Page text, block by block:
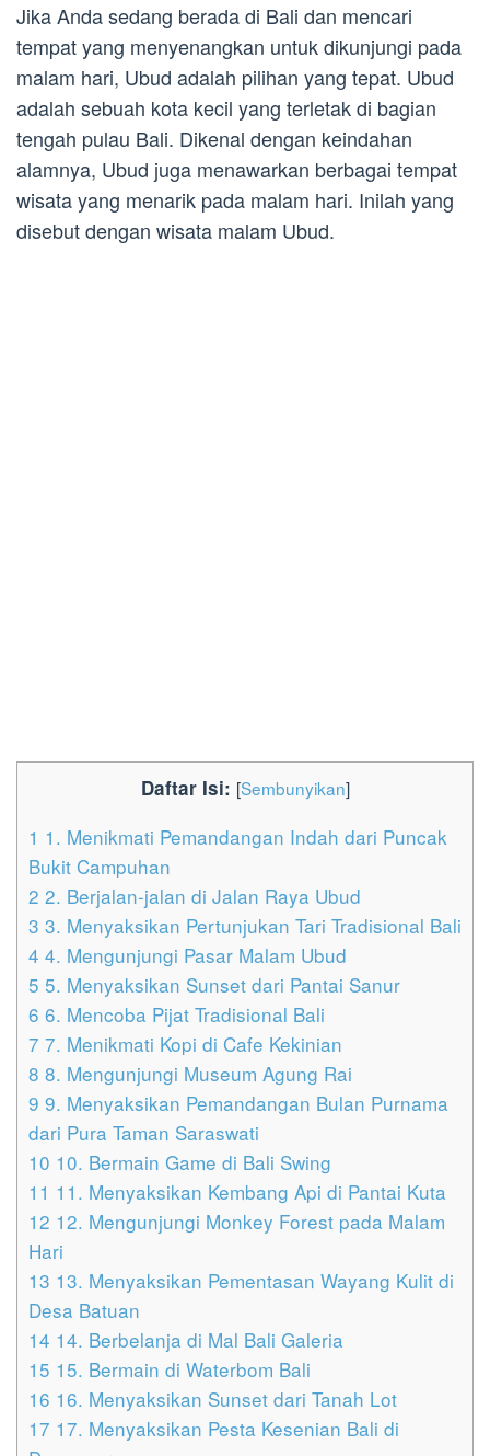
Jika Anda sedang berada di Bali dan mencari
tempat yang menyenangkan untuk dikunjungi pada
malam hari, Ubud adalah pilihan yang tepat. Ubud
adalah sebuah kota kecil yang terletak di bagian
tengah pulau Bali. Dikenal dengan keindahan
alamnya, Ubud juga menawarkan berbagai tempat
wisata yang menarik pada malam hari. Inilah yang
disebut dengan wisata malam Ubud.
Daftar Isi: [Sembunyikan]
1 1. Menikmati Pemandangan Indah dari Puncak
Bukit Campuhan
2 2. Berjalan-jalan di Jalan Raya Ubud
3 3. Menyaksikan Pertunjukan Tari Tradisional Bali
4 4. Mengunjungi Pasar Malam Ubud
5 5. Menyaksikan Sunset dari Pantai Sanur
6 6. Mencoba Pijat Tradisional Bali
7 7. Menikmati Kopi di Cafe Kekinian
8 8. Mengunjungi Museum Agung Rai
9 9. Menyaksikan Pemandangan Bulan Purnama
dari Pura Taman Saraswati
10 10. Bermain Game di Bali Swing
11 11. Menyaksikan Kembang Api di Pantai Kuta
12 12. Mengunjungi Monkey Forest pada Malam
Hari
13 13. Menyaksikan Pementasan Wayang Kulit di
Desa Batuan
14 14. Berbelanja di Mal Bali Galeria
15 15. Bermain di Waterbom Bali
16 16. Menyaksikan Sunset dari Tanah Lot
17 17. Menyaksikan Pesta Kesenian Bali di